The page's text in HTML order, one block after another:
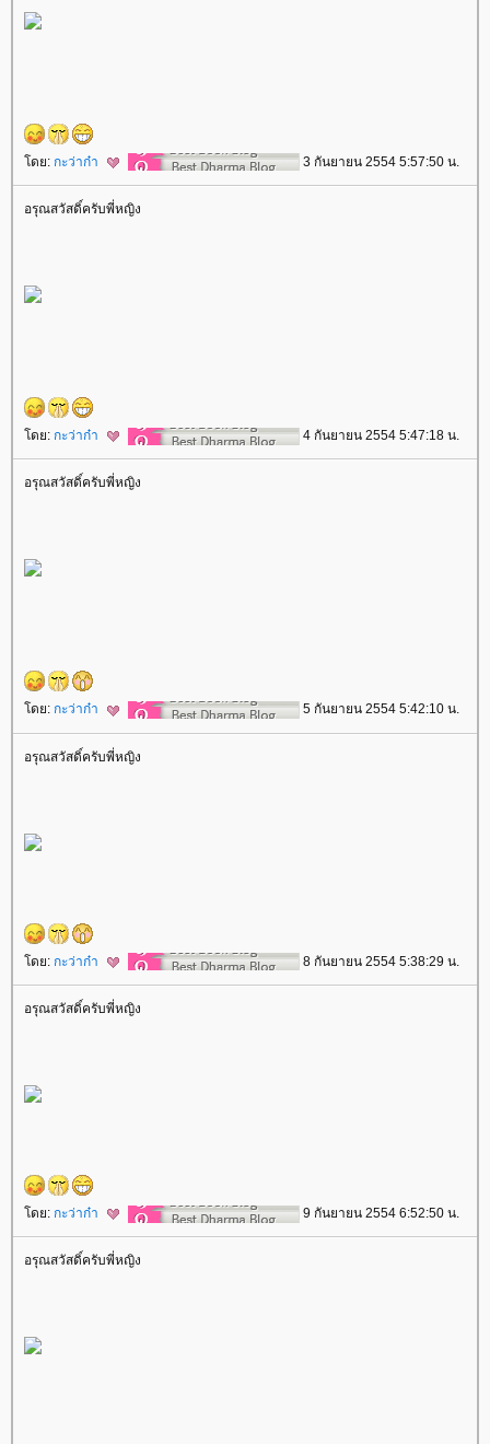
ดย: กะว่าก๋า 3 กันยายน 2554 5:57:50 น.
อรุณสวัสดิ์ครับพี่หญิง
ดย: กะว่าก๋า 4 กันยายน 2554 5:47:18 น.
อรุณสวัสดิ์ครับพี่หญิง
ดย: กะว่าก๋า 5 กันยายน 2554 5:42:10 น.
อรุณสวัสดิ์ครับพี่หญิง
ดย: กะว่าก๋า 8 กันยายน 2554 5:38:29 น.
อรุณสวัสดิ์ครับพี่หญิง
ดย: กะว่าก๋า 9 กันยายน 2554 6:52:50 น.
อรุณสวัสดิ์ครับพี่หญิง